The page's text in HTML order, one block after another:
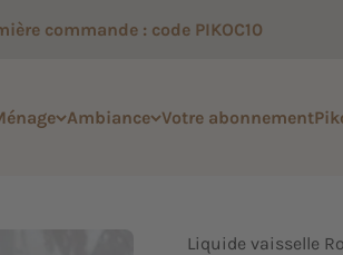
commande : code PIKOC10
Ambiance Votre abonnement
Liquide vaisselle